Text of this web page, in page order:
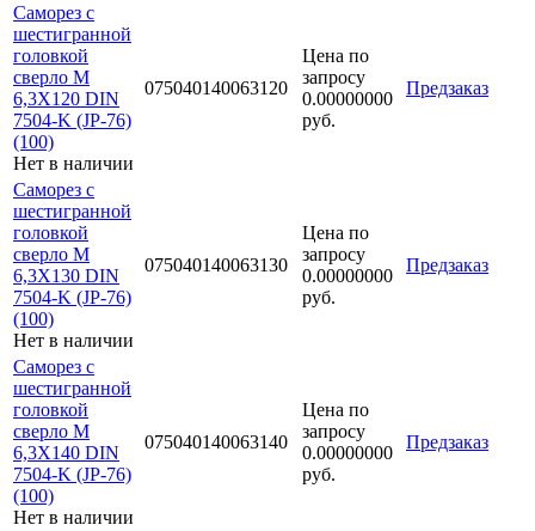
Саморез с
шестигранной
головкой
сверло М
6,3Х120 DIN
7504-K (JP-76)
(100)
Нет в наличии
075040140063120
Цена по
запросу
0.00000000
руб.
Предзаказ
Саморез с
шестигранной
головкой
сверло М
6,3Х130 DIN
7504-K (JP-76)
(100)
Нет в наличии
075040140063130
Цена по
запросу
0.00000000
руб.
Предзаказ
Саморез с
шестигранной
головкой
сверло М
6,3Х140 DIN
7504-K (JP-76)
(100)
Нет в наличии
075040140063140
Цена по
запросу
0.00000000
руб.
Предзаказ